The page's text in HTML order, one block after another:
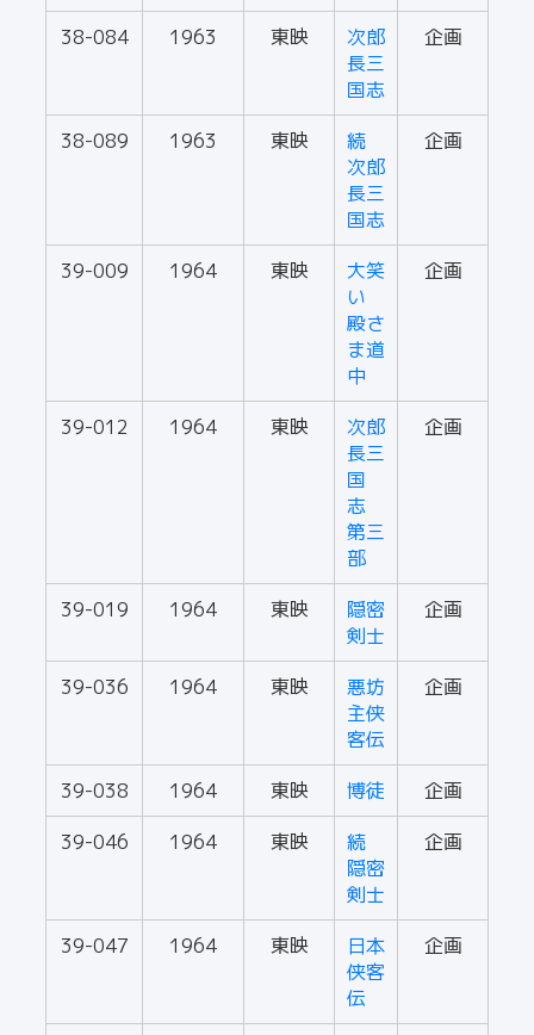
38-084 1963 東映
次郎
長三
国志
企画
38-089 1963 東映
続
次郎
長三
国志
企画
39-009 1964 東映
大笑
い
殿さ
ま道
中
企画
39-012 1964 東映
次郎
長三
国
志
第三
部
企画
39-019 1964 東映
隠密
剣士
企画
39-036 1964 東映
悪坊
主侠
客伝
企画
39-038 1964 東映 博徒
企画
39-046
1964 東映
続
隠密
剣士
企画
39-047 1964 東映
日本
侠客
伝
企画